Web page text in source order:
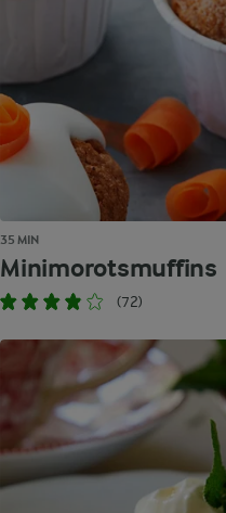
35 MIN
Minimorotsmuffins
(72)